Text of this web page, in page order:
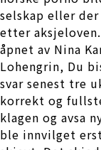
selskap eller
etter
åpnet av Nina
Lohengrin, Du
svar senest tre
korrekt og
klagen og avsa
ble innvilget